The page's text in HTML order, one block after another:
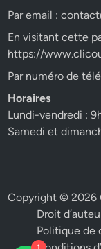
Par email :
En visitant cette
https://
Par numéro de
Horaires
Lundi-vendredi :
Samedi et
Copyright © 2026
Droit
Politique de